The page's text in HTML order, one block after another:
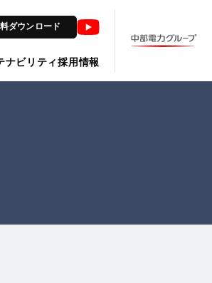
ダウンロード
ナビリティ採用情報